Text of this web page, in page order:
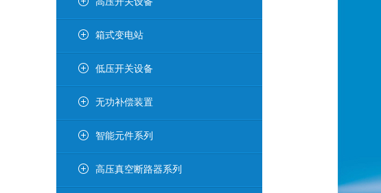
箱式变电站
低压开关设备
无功补偿装置
智能元件系列
高压真空断路器系列